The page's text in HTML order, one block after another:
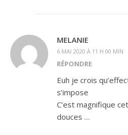
MELANIE
6 MAI 2020 À 11 H 00 MIN
RÉPONDRE
Euh je crois
s’impose
C’est magnifique
douces …